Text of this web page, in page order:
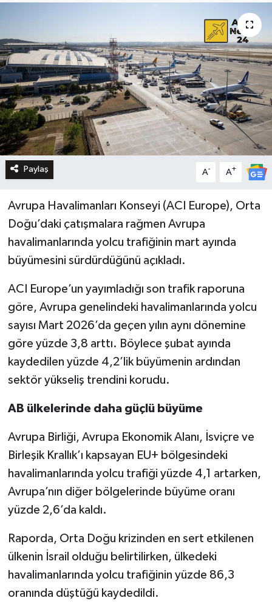
Paylaş A- A+
Avrupa Havalimanları Konseyi (ACI Europe), Orta
Doğu’daki çatışmalara rağmen Avrupa
havalimanlarında yolcu trafiğinin mart ayında
büyümesini sürdürdüğünü açıkladı.
ACI Europe’un yayımladığı son trafik raporuna
göre, Avrupa genelindeki havalimanlarında yolcu
sayısı Mart 2026’da geçen yılın aynı dönemine
göre yüzde 3,8 arttı. Böylece şubat ayında
kaydedilen yüzde 4,2’lik büyümenin ardından
sektör yükseliş trendini korudu.
AB ülkelerinde daha güçlü büyüme
Avrupa Birliği, Avrupa Ekonomik Alanı, İsviçre ve
Birleşik Krallık’ı kapsayan EU+ bölgesindeki
havalimanlarında yolcu trafiği yüzde 4,1 artarken,
Avrupa’nın diğer bölgelerinde büyüme oranı
yüzde 2,6’da kaldı.
Raporda, Orta Doğu krizinden en sert etkilenen
ülkenin İsrail olduğu belirtilirken, ülkedeki
havalimanlarında yolcu trafiğinin yüzde 86,3
oranında düştüğü kaydedildi.